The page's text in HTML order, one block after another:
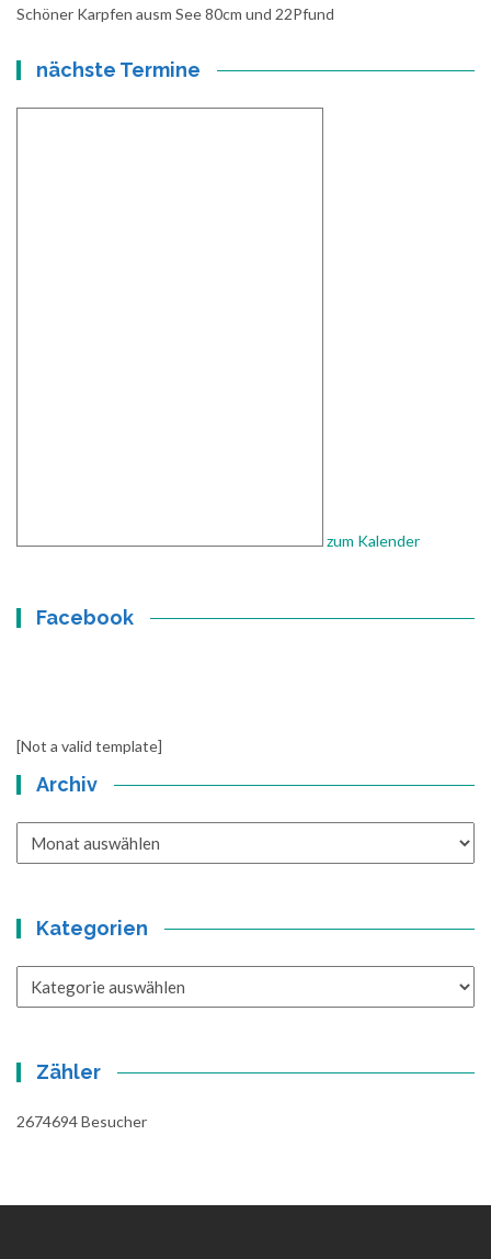
Schöner Karpfen ausm See 80cm und 22Pfund
nächste Termine
zum Kalender
Facebook
[Not a valid template]
Archiv
Kategorien
Zähler
2674694Besucher